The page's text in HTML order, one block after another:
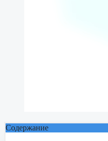
Содержание